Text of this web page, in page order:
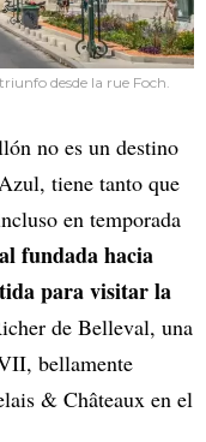
desde la rue Foch.
no es un destino
tiene tanto que
en temporada
fundada hacia
para visitar la
de Belleval, una
bellamente
& Châteaux en el